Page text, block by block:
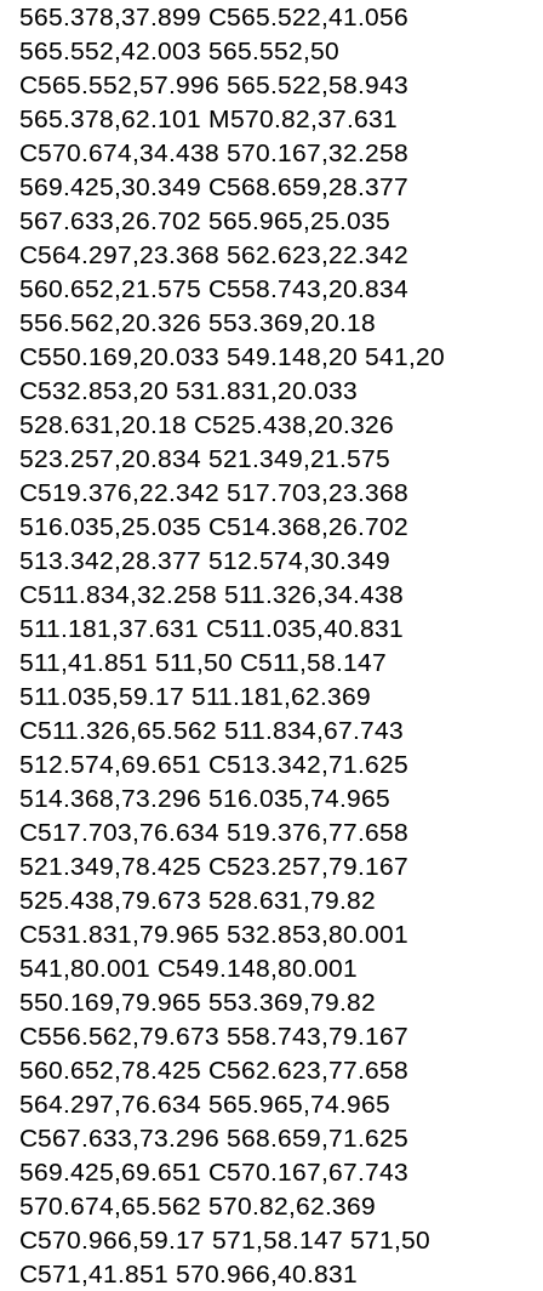
565.378,37.899 C565.522,41.056
565.552,42.003 565.552,50
C565.552,57.996 565.522,58.943
565.378,62.101 M570.82,37.631
C570.674,34.438 570.167,32.258
569.425,30.349 C568.659,28.377
567.633,26.702 565.965,25.035
C564.297,23.368 562.623,22.342
560.652,21.575 C558.743,20.834
556.562,20.326 553.369,20.18
C550.169,20.033 549.148,20 541,20
C532.853,20 531.831,20.033
528.631,20.18 C525.438,20.326
523.257,20.834 521.349,21.575
C519.376,22.342 517.703,23.368
516.035,25.035 C514.368,26.702
513.342,28.377 512.574,30.349
C511.834,32.258 511.326,34.438
511.181,37.631 C511.035,40.831
511,41.851 511,50 C511,58.147
511.035,59.17 511.181,62.369
C511.326,65.562 511.834,67.743
512.574,69.651 C513.342,71.625
514.368,73.296 516.035,74.965
C517.703,76.634 519.376,77.658
521.349,78.425 C523.257,79.167
525.438,79.673 528.631,79.82
C531.831,79.965 532.853,80.001
541,80.001 C549.148,80.001
550.169,79.965 553.369,79.82
C556.562,79.673 558.743,79.167
560.652,78.425 C562.623,77.658
564.297,76.634 565.965,74.965
C567.633,73.296 568.659,71.625
569.425,69.651 C570.167,67.743
570.674,65.562 570.82,62.369
C570.966,59.17 571,58.147 571,50
C571,41.851 570.966,40.831